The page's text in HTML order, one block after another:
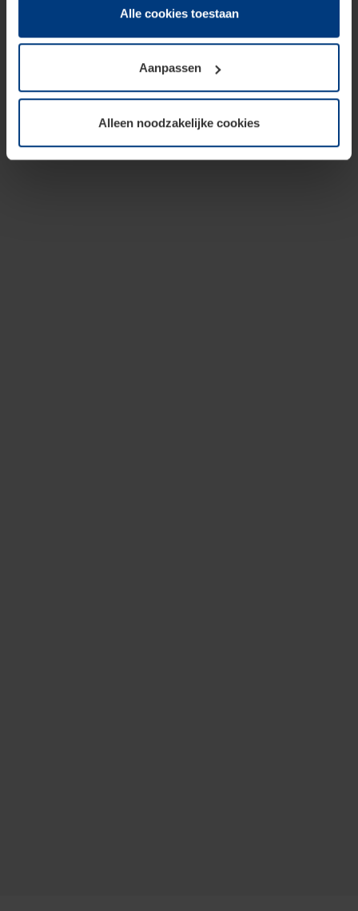
Juridisch hebben wij het recht om cookies op uw
van deze pagina's absoluut vereist is. Voor alle andere
soorten cookies is uw toestemming benodigd. Uw
toestemming kunt u op elk moment bij de uitleg van de
wijzigen of herroepen.
Alle cookies toestaan
Aanpassen
Alleen noodzakelijke cookies